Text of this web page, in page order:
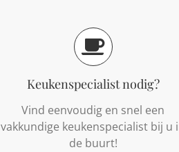
Keukenspecialist nodig?
Vind eenvoudig en snel een
vakkundige keukenspecialist bij u
de buurt!